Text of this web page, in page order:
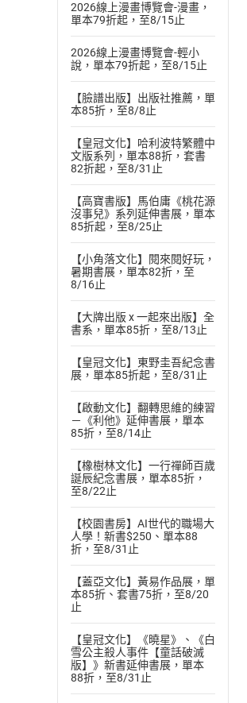
2026線上漫畫博覽會-漫畫，
單本79折起，至8/15止
2026線上漫畫博覽會-輕小
說，單本79折起，至8/15止
【臉譜出版】出版社推薦，單
本85折，至8/8止
【皇冠文化】哈利波特繁體中
文版系列，單本88折，套書
82折起，至8/31止
【高寶書版】馬伯庸《桃花源
沒事兒》系列延伸書展，單本
85折起，至8/25止
【小角落文化】閱來閱好玩，
暑期書展，單本82折，至
8/16止
【大牌出版 x 一起來出版】全
書系，單本85折，至8/13止
【皇冠文化】東野圭吾紀念書
展，單本85折起，至8/31止
【啟動文化】翻轉思維的練習
－《利他》延伸書展，單本
85折，至8/14止
【橡樹林文化】一行禪師百歲
誕辰紀念書展，單本85折，
至8/22止
【校園書房】AI世代的職場大
人學！新書$250、單本88
折，至8/31止
【蓋亞文化】黃易作品展，單
本85折、套書75折，至8/20
止
【皇冠文化】《曉星》、《白
雪公主殺人事件【童話破滅
版】》新書延伸書展，單本
88折，至8/31止